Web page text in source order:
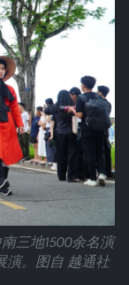
三地1500余名演
演。图自 越通社